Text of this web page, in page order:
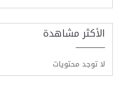
الأكثر مشاهدة
لا توجد محتويات